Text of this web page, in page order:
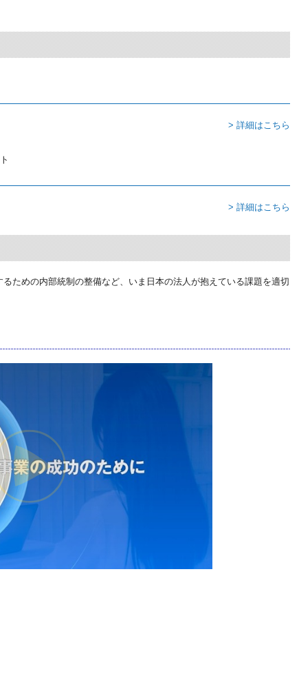
> 詳細はこちら
> 詳細はこちら
ための内部統制の整備など、いま日本の法人が抱えている課題を適切